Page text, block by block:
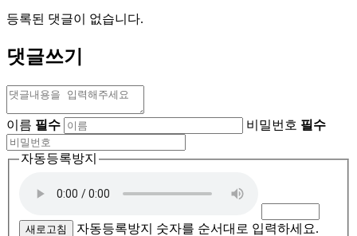
등록된 댓글이 없습니다.
댓글쓰기
이름 필수 비밀번호 필수
자동등록방지
새로고침 자동등록방지 숫자를 순서대로 입력하세요.